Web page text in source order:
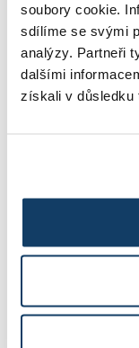
soubory cookie.
sdílíme se svými
analýzy. Partneři
dalšími
získali v důsledku